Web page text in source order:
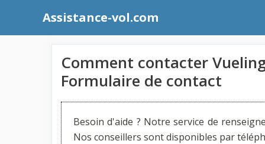
contenu
Assistance-vol.com
Comment contacter
Formulaire de contact
Besoin d'aide ? Notre service de
Nos conseillers sont disponibles par